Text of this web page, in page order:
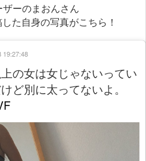
ーのまおんさん
た自身の写真がこちら！
の女は女じゃないってい
ど別に太ってないよ。
19:27:48